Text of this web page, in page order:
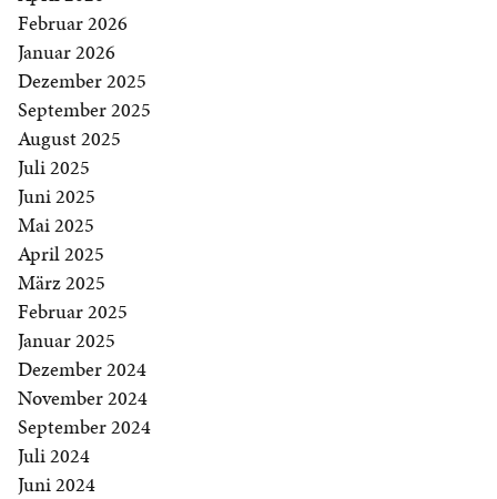
Februar 2026
Januar 2026
Dezember 2025
September 2025
August 2025
Juli 2025
Juni 2025
Mai 2025
April 2025
März 2025
Februar 2025
Januar 2025
Dezember 2024
November 2024
September 2024
Juli 2024
Juni 2024